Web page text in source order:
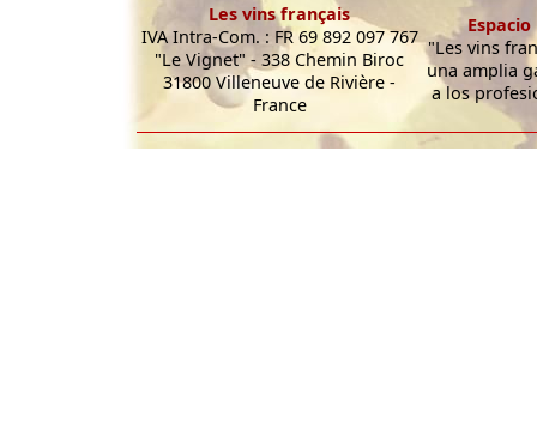
Les vins français
IVA Intra-Com. : FR 69 892 097 767
"Le Vignet" - 338 Chemin Biroc
31800 Villeneuve de Rivière -
France
"Les vins
una amplia
a los